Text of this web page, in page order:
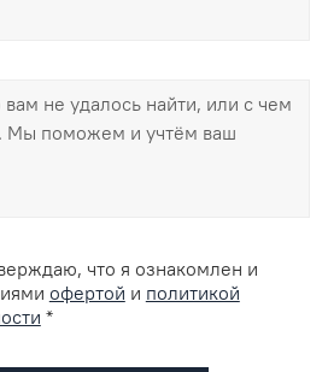
что я ознакомлен и
офертой и политикой
*